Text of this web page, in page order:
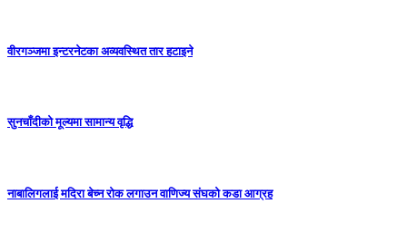
वीरगञ्जमा इन्टरनेटका अव्यवस्थित तार हटाइने
सुनचाँदीको मूल्यमा सामान्य वृद्धि
नाबालिगलाई मदिरा बेच्न रोक लगाउन वाणिज्य संघको कडा आग्रह